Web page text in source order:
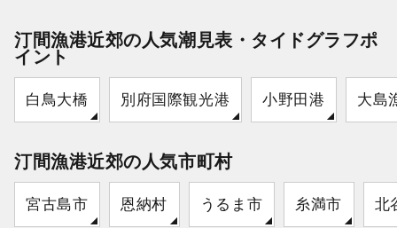
汀間漁港近郊の人気潮見表・タイドグラフポ
イント
白鳥大橋 別府国際観光港 小野田港 大島
汀間漁港近郊の人気市町村
宮古島市 恩納村 うるま市 糸満市 北